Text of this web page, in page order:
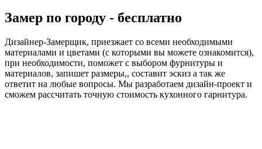
Замер по городу - бесплатно
Дизайнер-Замерщик, приезжает со всеми необходимыми
материалами и цветами (с которыми вы можете ознакомится),
при необходимости, поможет с выбором фурнитуры и
материалов, запишет размеры,, составит эскиз а так же
ответит на любые вопросы. Мы разработаем дизайн-проект и
сможем рассчитать точную стоимость кухонного гарнитура.